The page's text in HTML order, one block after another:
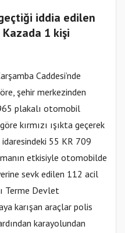
geçtiği iddia edilen
1 kişi
Caddesi’nde
şehir merkezinden
plakalı otomobil
kırmızı ışıkta geçerek
55 KR 709
etkisiyle otomobilde
sevk edilen 112 acil
Terme Devlet
karışan araçlar polis
karayolundan